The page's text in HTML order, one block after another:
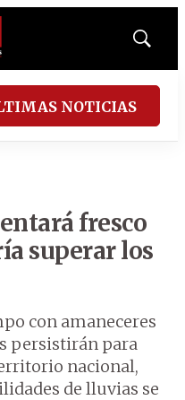
Mostrar
NOTICIAS
fresco
superar los
con amaneceres
persistirán para
nacional,
de lluvias se